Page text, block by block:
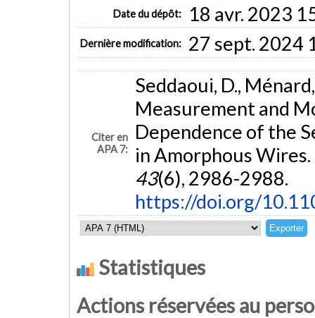
Date du dépôt: 18 avr. 2023
Dernière modification: 27 sept. 2024
Citer en
APA 7:
Seddaoui, D.,
Measurement and
Dependence of the
in Amorphous Wires.
43(6), 2986-2988.
https://doi.org/
Statistiques
Actions réservées au